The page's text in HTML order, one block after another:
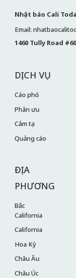
Nhật báo Cali
Email:
1460 Tully Road
DỊCH VỤ
Cáo phó
Phân ưu
Cảm tạ
Quảng cáo
ĐỊA
PHƯƠNG
Bắc
California
California
Hoa Kỳ
Châu Âu
Châu Úc